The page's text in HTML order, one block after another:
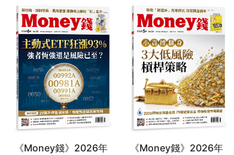
《Money錢》2026年
《Money錢》2026年